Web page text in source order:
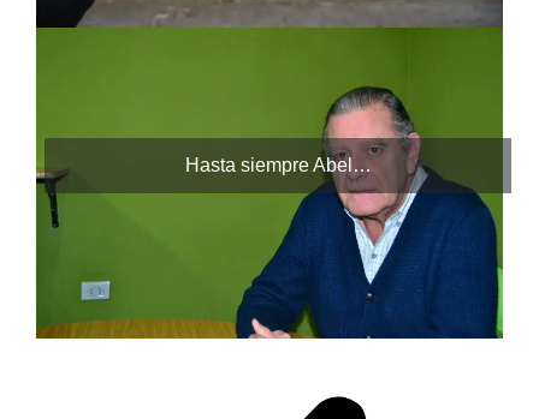
Hasta siempre Abel…